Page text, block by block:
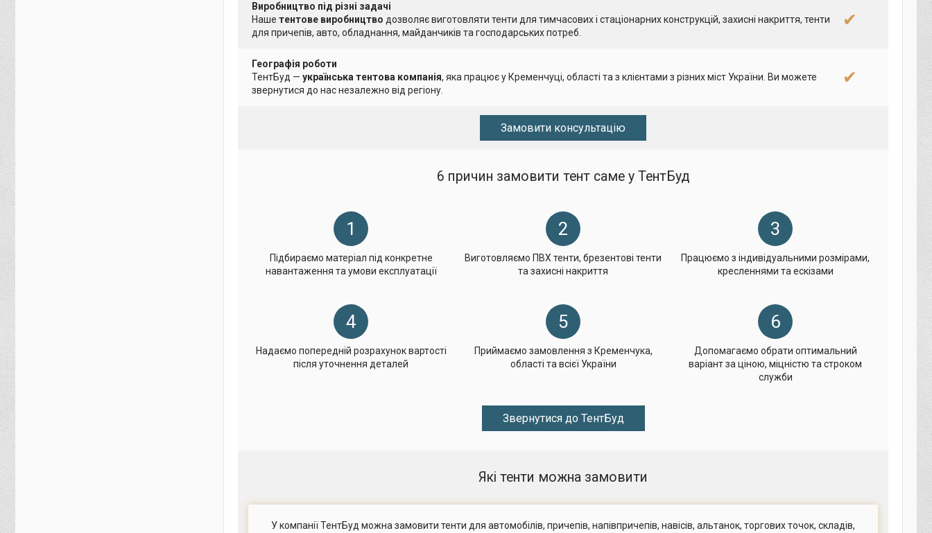
Виробництво під різні задачі
Наше тентове виробництво дозволяє виготовляти тенти для тимчасових і стаціонарних конструкцій, захисні накриття, тенти
для причепів, авто, обладнання, майданчиків та господарських потреб.
✔
Географія роботи
ТентБуд — українська тентова компанія, яка працює у Кременчуці, області та з клієнтами з різних міст України. Ви можете
звернутися до нас незалежно від регіону.
✔
Замовити консультацію
6 причин замовити тент саме у ТентБуд
1 2 3
Підбираємо матеріал під конкретне
навантаження та умови експлуатації
Виготовляємо ПВХ тенти, брезентові тенти
та захисні накриття
Працюємо з індивідуальними розмірами,
кресленнями та ескізами
4 5 6
Надаємо попередній розрахунок вартості
після уточнення деталей
Приймаємо замовлення з Кременчука,
області та всієї України
Допомагаємо обрати оптимальний
варіант за ціною, міцністю та строком
служби
Звернутися до ТентБуд
Які тенти можна замовити
У компанії ТентБуд можна замовити тенти для автомобілів, причепів, напівпричепів, навісів, альтанок, торгових точок, складів,